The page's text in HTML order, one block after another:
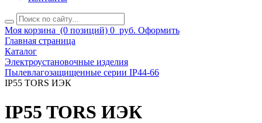
Моя корзина (0 позиций) 0 руб. Оформить
Главная страница
Каталог
Электроустановочные изделия
Пылевлагозащищенные серии IP44-66
IP55 TORS ИЭК
IP55 TORS ИЭК